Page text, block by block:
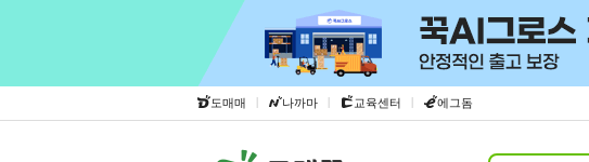
도매매 | 나까마 | 교육센터 | 에그돔